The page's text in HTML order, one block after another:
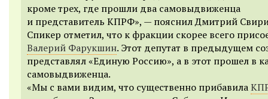
кроме трех, где прошли два самовыдвиженца
и представитель КПРФ», — пояснил Дмитрий
Спикер отметил, что к фракции скорее всего
Валерий Фарукшин. Этот депутат в предыдущем
представлял «Единую Россию», а в этот прошел в
самовыдвиженца.
«Мы с вами видим, что существенно прибавила